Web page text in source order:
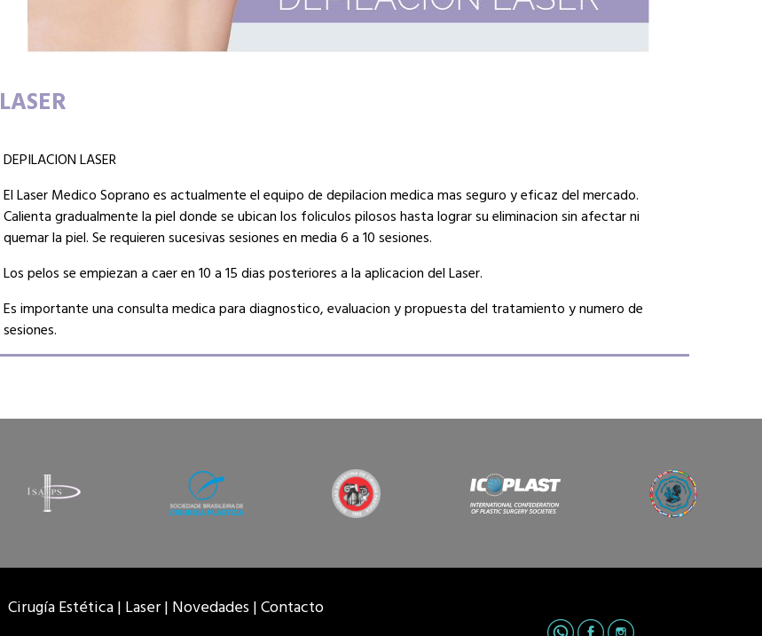
LASER
DEPILACION LASER
El Laser Medico Soprano es actualmente el equipo de depilacion medica mas seguro y eficaz del mercado.
Calienta gradualmente la piel donde se ubican los foliculos pilosos hasta lograr su eliminacion sin afectar ni
quemar la piel. Se requieren sucesivas sesiones en media 6 a 10 sesiones.
Los pelos se empiezan a caer en 10 a 15 dias posteriores a la aplicacion del Laser.
Es importante una consulta medica para diagnostico, evaluacion y propuesta del tratamiento y numero de
sesiones.
Cirugía Estética | Laser | Novedades |Contacto